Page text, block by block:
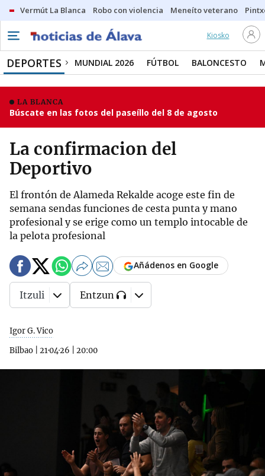
Vermút La Blanca Robo con violencia Meneíto veterano
Kiosko
DEPORTES MUNDIAL 2026 FÚTBOL BALONCESTO
LA BLANCA
Búscate en las fotos del paseíllo del 8 de agosto
La confirmacion del
Deportivo
El frontón de Alameda Rekalde acoge este fin de
semana sendas funciones de cesta punta y mano
profesional y se erige como un templo intocable de
la pelota profesional
Igor G. Vico
Bilbao
21·04·26 20:00
Añádenos en Google
Itzuli Entzun